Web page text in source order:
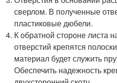
сверлом. В полученные
пластиковые дюбели.
К обратной стороне листа
отверстий крепятся
материал будет служить
Обеспечить надежность